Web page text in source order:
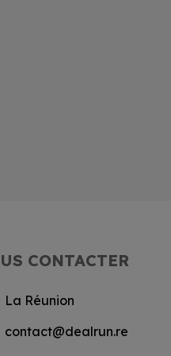
CONTACTER
La Réunion
contact@dealrun.re